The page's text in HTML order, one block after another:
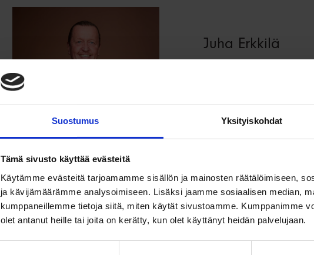
Suostumus Yksityiskohdat
Tämä sivusto käyttää evästeitä
Käytämme evästeitä tarjoamamme sisällön ja mainosten räätälöimiseen,
ja kävijämäärämme analysoimiseen. Lisäksi jaamme sosiaalisen median,
kumppaneillemme tietoja siitä, miten käytät sivustoamme. Kumppanimme
olet antanut heille tai joita on kerätty, kun olet käyttänyt heidän palvelujaan.
Juha Erkkilä
Ota yhteyttä
Jaa artikkeli: